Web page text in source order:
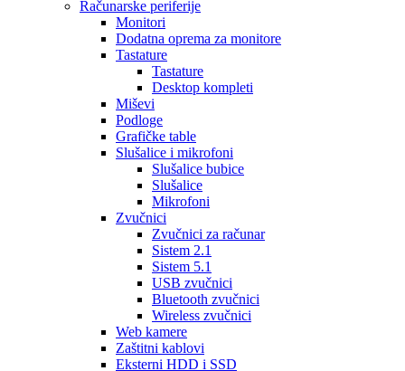
Računarske periferije
Monitori
Dodatna oprema za monitore
Tastature
Tastature
Desktop kompleti
Miševi
Podloge
Grafičke table
Slušalice i mikrofoni
Slušalice bubice
Slušalice
Mikrofoni
Zvučnici
Zvučnici za računar
Sistem 2.1
Sistem 5.1
USB zvučnici
Bluetooth zvučnici
Wireless zvučnici
Web kamere
Zaštitni kablovi
Eksterni HDD i SSD